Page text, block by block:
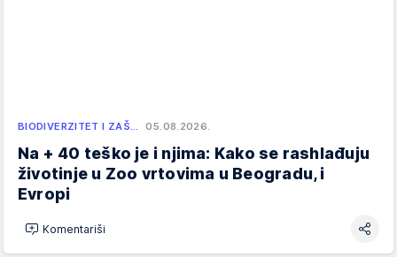
BIODIVERZITET I ZAŠ… 05.08.2026.
Na + 40 teško je i njima: Kako se rashlađuju
životinje u Zoo vrtovima u Beogradu, i
Evropi
Komentariši